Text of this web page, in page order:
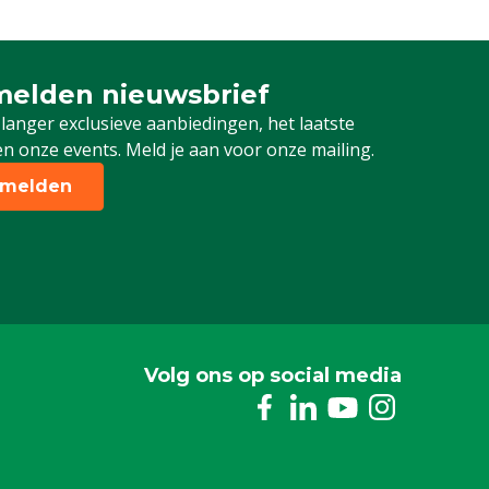
nieuwsbrief
exclusieve aanbiedingen, het laatste
onze events. Meld je aan voor onze mailing.
in voor onze nieuwsbrief
Volg ons op social media